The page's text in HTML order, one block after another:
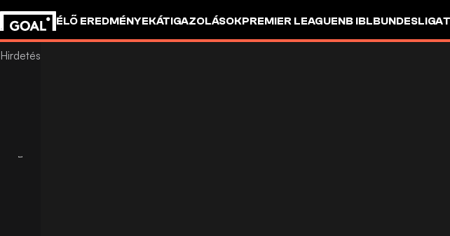
ÉLŐ EREDMÉNYEKÁTIGAZOLÁSOKPREMIER LEAGUENB IBLBUNDESLIGA